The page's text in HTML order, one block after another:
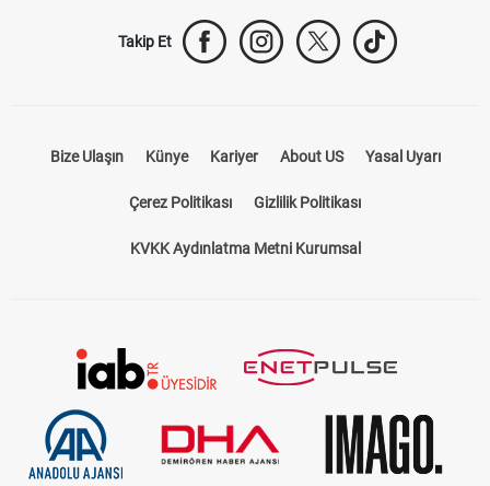
Takip Et
Bize Ulaşın Künye Kariyer About US Yasal Uyarı
Çerez Politikası Gizlilik Politikası
KVKK Aydınlatma Metni Kurumsal